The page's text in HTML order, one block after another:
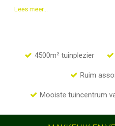
Lees meer...
4500m² tuinplezier
Ruim
Mooiste tuincentrum